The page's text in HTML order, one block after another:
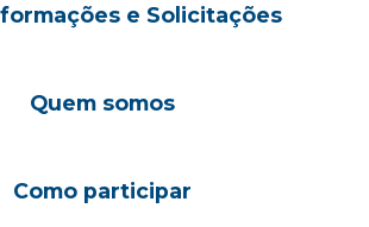
e Solicitações
Quem somos
Como participar